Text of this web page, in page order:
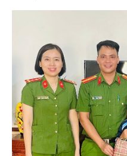
NGƯỜI CÔNG
Đối với tự mình, phải
CẦN,
Đối với đồng sự, phải
THÂN